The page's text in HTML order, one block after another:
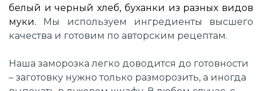
белый и черный хлеб, буханки из разных видов
муки. Мы используем ингредиенты высшего
качества и готовим по авторским рецептам.
Наша заморозка легко доводится до готовности
– заготовку нужно только разморозить, а иногда